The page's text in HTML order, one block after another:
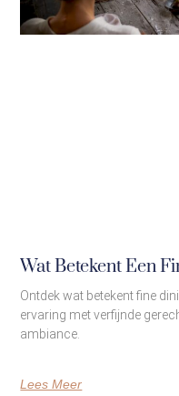
Wat Betekent Een
Ontdek wat betekent fine
ervaring met verfijnde
ambiance.
Lees Meer